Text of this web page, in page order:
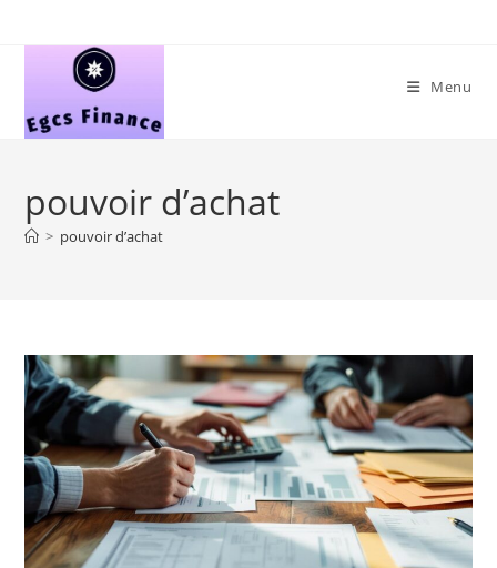
Menu
pouvoir d’achat
> pouvoir d’achat